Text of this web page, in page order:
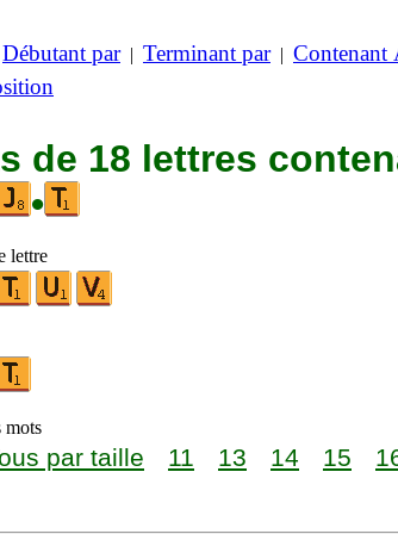
Débutant par| Terminant par| Contenant
de 18 lettres
•
lettre
mots
par taille 11 13 14 15